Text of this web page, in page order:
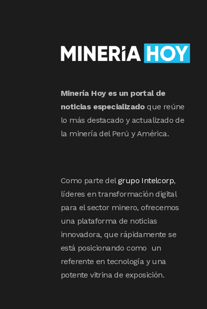
Minería Hoy es un portal de
noticias especializadoque reúne
lo más destacado y actualizado de
la minería del Perú y América.
Como parte delgrupo Intelcorp,
líderes en transformación digital
para el sector minero, ofrecemos
una plataforma de noticias
innovadora, que rápidamente se
está posicionando como un
referente en tecnología y una
potente vitrina de exposición.